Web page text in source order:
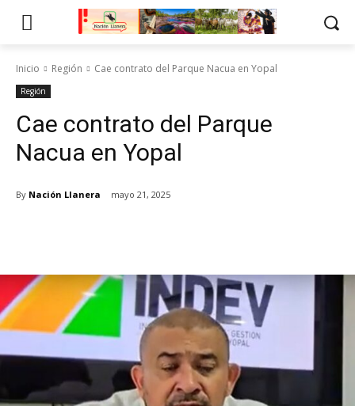
Inicio Región Cae contrato del Parque Nacua en Yopal
Región
Cae contrato del Parque
Nacua en Yopal
By Nación Llanera mayo 21, 2025